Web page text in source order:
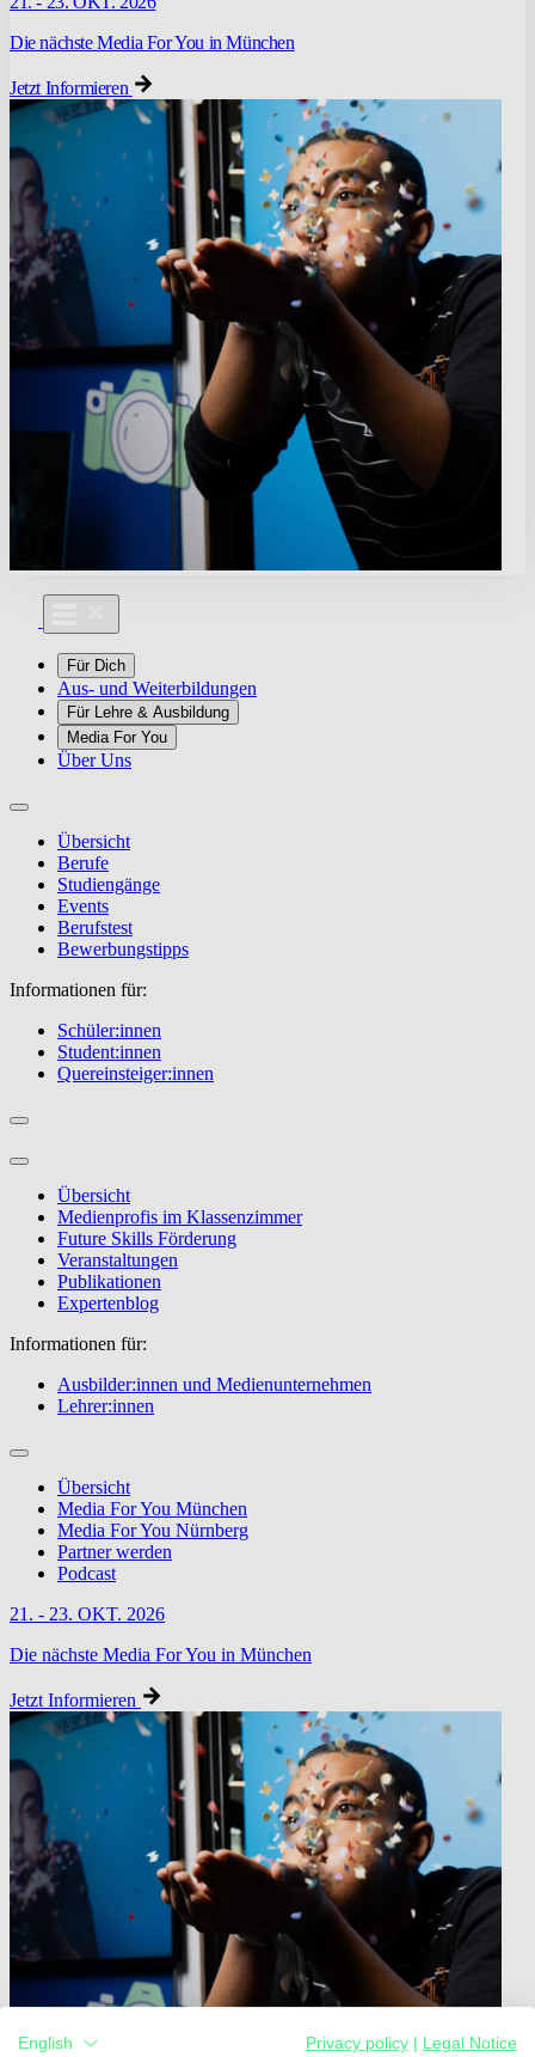
Die nächste Media For You in München
Jetzt Informieren
Für Dich
Aus- und Weiterbildungen
Für Lehre & Ausbildung
Media For You
Über Uns
Übersicht
Berufe
Studiengänge
Events
Berufstest
Bewerbungstipps
Informationen für:
Schüler:innen
Student:innen
Quereinsteiger:innen
Übersicht
Medienprofis im Klassenzimmer
Future Skills Förderung
Veranstaltungen
Publikationen
Expertenblog
Informationen für:
Ausbilder:innen und Medienunternehmen
Lehrer:innen
Übersicht
Media For You München
Media For You Nürnberg
Partner werden
Podcast
21. - 23. OKT. 2026
Die nächste Media For You in München
Jetzt Informieren
English Privacy policy Legal Notice